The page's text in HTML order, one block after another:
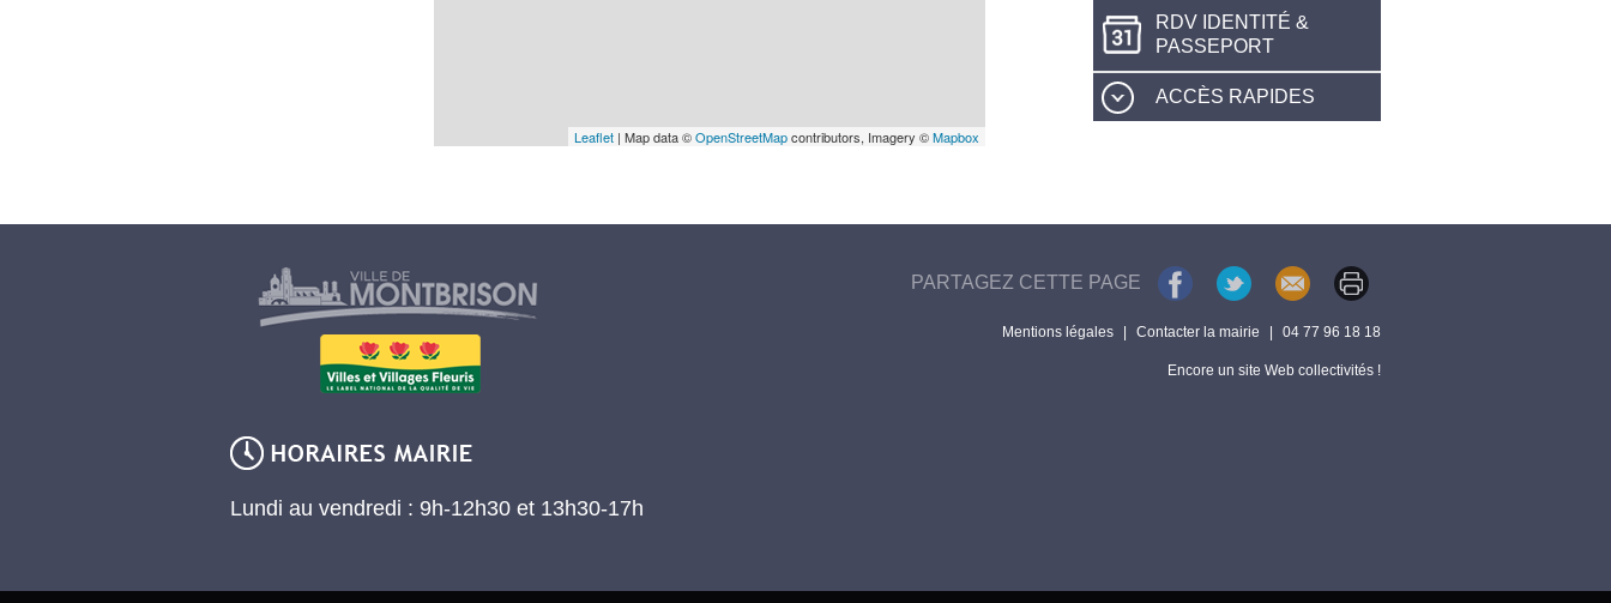
Leaflet | Map data ©OpenStreetMapcontributors, Imagery ©Mapbox
RDV IDENTITÉ &
PASSEPORT
ACCÈS RAPIDES
Lundi au vendredi : 9h-12h30 et 13h30-17h
PARTAGEZ CETTE PAGE
Mentions légales Contacter la mairie 04 77 96 18 18
Encore un site Web collectivités !